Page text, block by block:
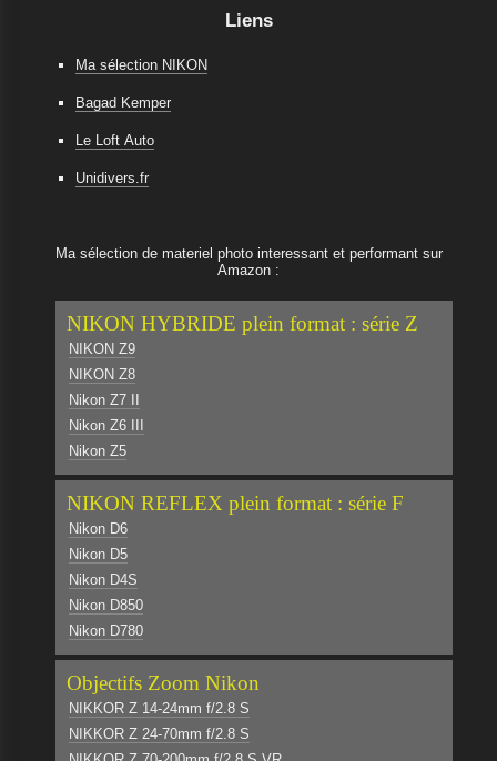
Liens
Ma sélection NIKON
Bagad Kemper
Le Loft Auto
Unidivers.fr
Ma sélection de materiel photo interessant et performant sur
Amazon :
NIKON HYBRIDE plein format : série Z
NIKON Z9
NIKON Z8
Nikon Z7 II
Nikon Z6 III
Nikon Z5
NIKON REFLEX plein format : série F
Nikon D6
Nikon D5
Nikon D4S
Nikon D850
Nikon D780
Objectifs Zoom Nikon
NIKKOR Z 14-24mm f/2.8 S
NIKKOR Z 24-70mm f/2.8 S